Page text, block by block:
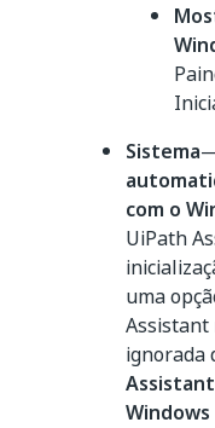
Sistema
com o
UiPath
uma
Assistant
ignorada
Windows